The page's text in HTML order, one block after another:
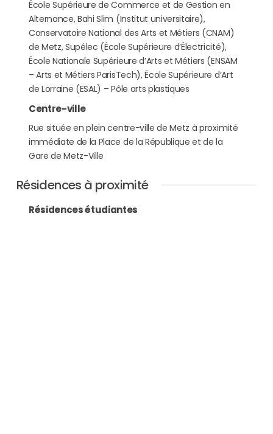
École Supérieure de Commerce et de Gestion en
Alternance, Bahi Slim (Institut universitaire),
Conservatoire National des Arts et Métiers (CNAM)
de Metz, Supélec (École Supérieure d’Électricité),
École Nationale Supérieure d’Arts et Métiers (ENSAM
– Arts et Métiers ParisTech), École Supérieure d’Art
de Lorraine (ESAL) – Pôle arts plastiques
Centre-ville
Rue située en plein centre-ville de Metz à proximité
immédiate de la Place de la République et de la
Gare de Metz-Ville
Résidences à proximité
Résidences étudiantes